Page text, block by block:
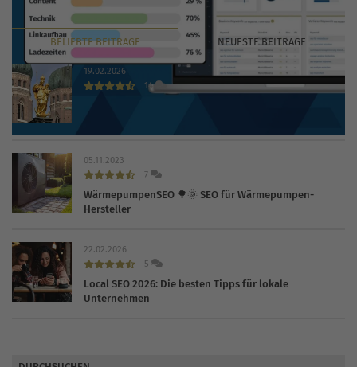
BELIEBTEBEITRÄGE NEUESTEBEITRÄGE
19.02.2026
14
05.11.2023
7
WärmepumpenSEO 🌳🌞 SEO für Wärmepumpen-
Hersteller
22.02.2026
5
Local SEO 2026: Die besten Tipps für lokale
Unternehmen